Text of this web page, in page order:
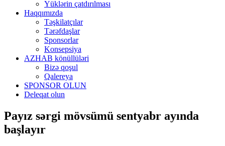
Yüklərin çatdırılması
Haqqımızda
Təşkilatçılar
Tərəfdaşlar
Sponsorlar
Konsepsiya
AZHAB könüllüləri
Bizə qoşul
Qalereya
SPONSOR OLUN
Deleqat olun
Payız sərgi mövsümü sentyabr ayında
başlayır